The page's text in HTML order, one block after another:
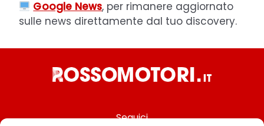
Google News, per rimanere aggiornato
sulle news direttamente dal tuo discovery.
Seguici